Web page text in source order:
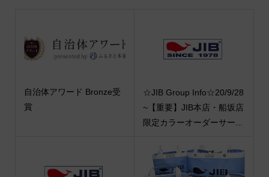
自治体アワード Bronze受
賞
☆JIB Group Info☆20/9/28
~【重要】JIB本店・船坂店
限定カラーオーダーサー...